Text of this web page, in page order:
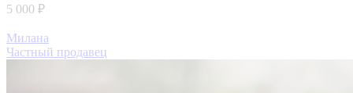
5 000 ₽
Милана
Частный продавец